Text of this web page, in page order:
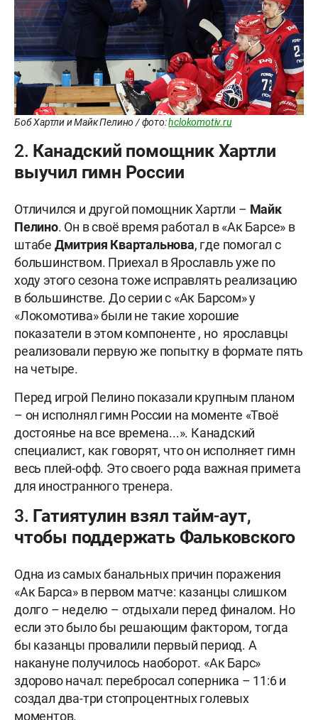
Боб Хартли и Майк Пелино / фото:hclokomotiv.ru
2. Канадский помощник Хартли
выучил гимн России
Отличился и другой помощник Хартли – Майк
Пелино. Он в своё время работал в «Ак Барсе» в
штабе Дмитрия Квартальнова, где помогал с
большинством. Приехал в Ярославль уже по
ходу этого сезона тоже исправлять реализацию
в большинстве. До серии с «Ак Барсом» у
«Локомотива» были не такие хорошие
показатели в этом компоненте , но ярославцы
реализовали первую же попытку в формате пять
на четыре.
Перед игрой Пелино показали крупным планом
– он исполнял гимн России на моменте «Твоё
достоянье на все времена...». Канадский
специалист, как говорят, что он исполняет гимн
весь плей-офф. Это своего рода важная примета
для иностранного тренера.
3. Гатиятулин взял тайм-аут,
чтобы поддержать Фальковского
Одна из самых банальных причин поражения
«Ак Барса» в первом матче: казанцы слишком
долго – неделю – отдыхали перед финалом. Но
если это было бы решающим фактором, тогда
бы казанцы провалили первый период. А
накануне получилось наоборот. «Ак Барс»
здорово начал: перебросал соперника – 11:6 и
создал два-три стопроцентных голевых
моментов.